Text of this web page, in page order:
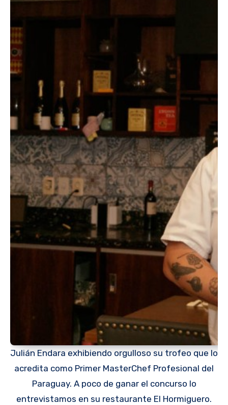
Julián Endara exhibiendo orgulloso su trofeo que lo
acredita como Primer MasterChef Profesional del
Paraguay. A poco de ganar el concurso lo
entrevistamos en su restaurante El Hormiguero.